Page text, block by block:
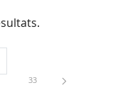
TAB per navegar.
intermèdies Utilitzeu
Pàgina
33